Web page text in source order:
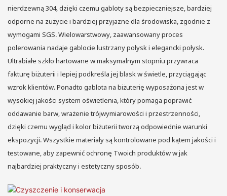
nierdzewną 304, dzięki czemu gabloty są bezpieczniejsze, bardziej
odporne na zużycie i bardziej przyjazne dla środowiska, zgodnie z
wymogami SGS. Wielowarstwowy, zaawansowany proces
polerowania nadaje gablocie lustrzany połysk i elegancki połysk.
Ultrabiałe szkło hartowane w maksymalnym stopniu przywraca
fakturę biżuterii i lepiej podkreśla jej blask w świetle, przyciągając
wzrok klientów. Ponadto gablota na biżuterię wyposażona jest w
wysokiej jakości system oświetlenia, który pomaga poprawić
oddawanie barw, wrażenie trójwymiarowości i przestrzenności,
dzięki czemu wygląd i kolor biżuterii tworzą odpowiednie warunki
ekspozycji. Wszystkie materiały są kontrolowane pod kątem jakości i
testowane, aby zapewnić ochronę Twoich produktów w jak
najbardziej praktyczny i estetyczny sposób.